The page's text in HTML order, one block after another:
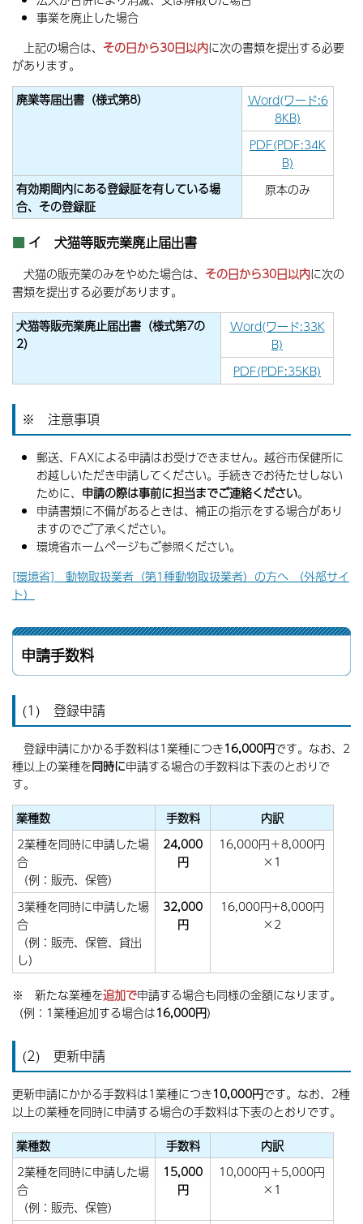
事業を廃止した場合
上記の場合は、 その日から30日以内に次の書類を提出する必要
があります。
廃業等届出書（様式第8）
Word(ワード:6
8KB)
PDF(PDF:34K
B)
有効期間内にある登録証を有している場
合、その登録証
原本のみ
イ 犬猫等販売業廃止届出書
犬猫の販売業のみをやめた場合は、 その日から30日以内に次の
書類を提出する必要があります。
犬猫等販売業廃止届出書（様式第7の
2）
Word(ワード:33K
B)
PDF(PDF:35KB)
※ 注意事項
郵送、FAXによる申請はお受けできません。越谷市保健所に
お越しいただき申請してください。手続きでお待たせしない
ために、 申請の際は事前に担当までご連絡ください。
申請書類に不備があるときは、補正の指示をする場合があり
ますのでご了承ください。
環境省ホームページもご参照ください。
[環境省] 動物取扱業者（第1種動物取扱業者）の方へ （外部サイ
ト）
申請手数料
(1) 登録申請
登録申請にかかる手数料は1業種につき16,000円です。なお、2
種以上の業種を同時に申請する場合の手数料は下表のとおりで
す。
業種数
手数料
内訳
2業種を同時に申請した場
合
（例：販売、保管）
24,000
円
16,000円＋8,000円
×1
3業種を同時に申請した場
合
（例：販売、保管、貸出
し）
32,000
円
16,000円+8,000円
×2
※ 新たな業種を追加で申請する場合も同様の金額になります。
（例：1業種追加する場合は16,000円）
(2) 更新申請
更新申請にかかる手数料は1業種につき10,000円です。なお、2種
以上の業種を同時に申請する場合の手数料は下表のとおりです。
業種数
手数料
内訳
2業種を同時に申請した場
合
（例：販売、保管）
15,000
円
10,000円＋5,000円
×1